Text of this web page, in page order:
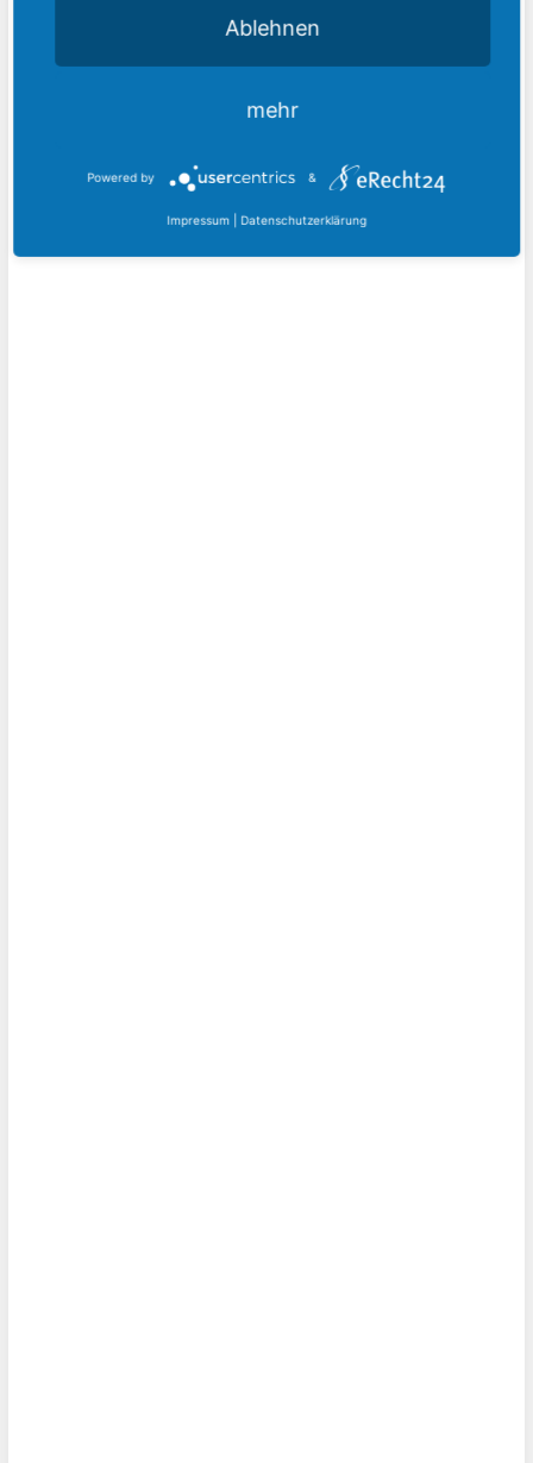
Ablehnen
mehr
Powered by &
Impressum Datenschutzerklärung